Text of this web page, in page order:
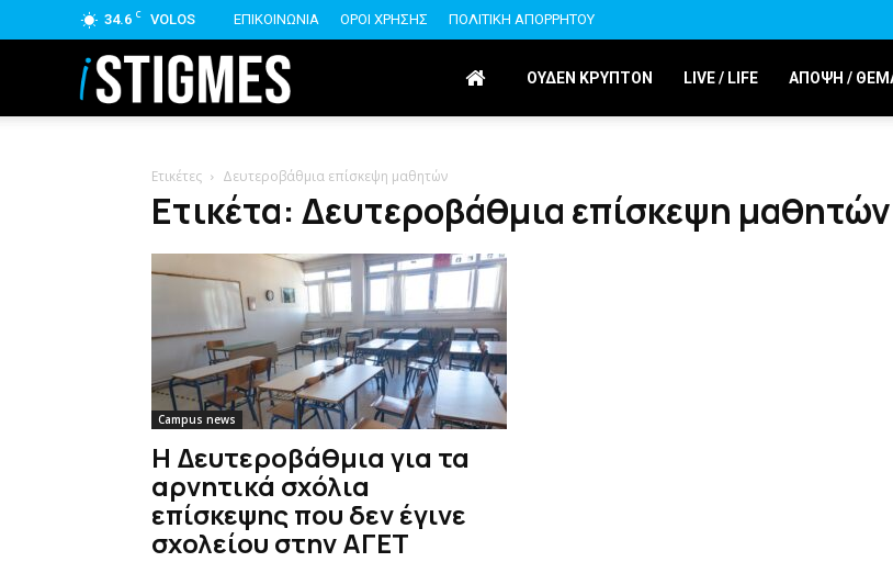
34.6 C VOLOS ΕΠΙΚΟΙΝΩΝΙΑ ΟΡΟΙ ΧΡΗΣΗΣ ΠΟΛΙΤΙΚΗ ΑΠΟΡΡΗΤΟΥ
istigmes ΟΥΔΕΝ ΚΡΥΠΤΟΝ LIVE / LIFE ΑΠΟΨΗ /
Ετικέτες Δευτεροβάθμια επίσκεψη μαθητών
Ετικέτα: Δευτεροβάθμια επίσκεψη μαθητών
Campus news
Η Δευτεροβάθμια για τα
αρνητικά σχόλια
επίσκεψης που δεν έγινε
σχολείου στην ΑΓΕΤ